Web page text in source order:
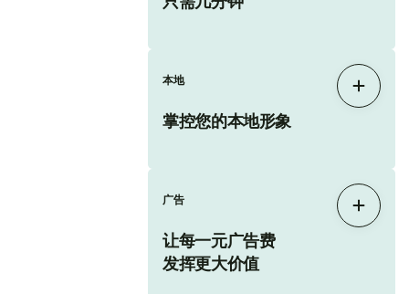
本地
掌控您的本地形象
展开
广告
让每一元广告费
发挥更大价值
展开